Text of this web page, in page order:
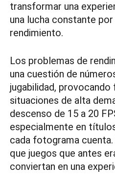
transformar una
una lucha constante por
rendimiento.
Los problemas de
una cuestión de
jugabilidad,
situaciones de alta
descenso de 15 a 20
especialmente en
cada fotograma
que juegos que antes
conviertan en una